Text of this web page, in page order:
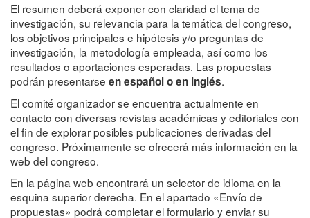
El resumen deberá exponer con claridad el tema de
investigación, su relevancia para la temática del congreso,
los objetivos principales e hipótesis y/o preguntas de
investigación, la metodología empleada, así como los
resultados o aportaciones esperadas. Las propuestas
podrán presentarse en español o en inglés.
El comité organizador se encuentra actualmente en
contacto con diversas revistas académicas y editoriales con
el fin de explorar posibles publicaciones derivadas del
congreso. Próximamente se ofrecerá más información en la
web del congreso.
En la página web encontrará un selector de idioma en la
esquina superior derecha. En el apartado «Envío de
propuestas» podrá completar el formulario y enviar su